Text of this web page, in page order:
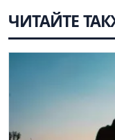
ЧИТАЙТЕ